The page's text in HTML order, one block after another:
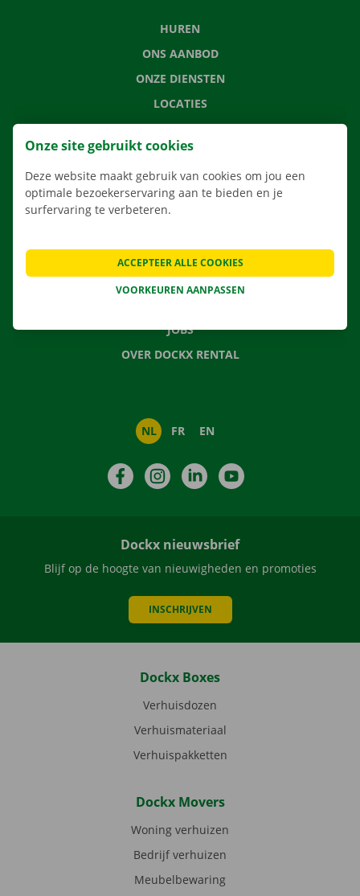
HUREN
ONS AANBOD
ONZE DIENSTEN
LOCATIES
APP
VERHUISOPLOSSINGEN
VEELGESTELDE VRAGEN
NIEUWS
JOBS
OVER DOCKX RENTAL
NL FR EN
FacebookInstagramLinkedIn
Dockx nieuwsbrief
Blijf op de hoogte van nieuwigheden en promoties
INSCHRIJVEN
Dockx Boxes
Verhuisdozen
Verhuismateriaal
Verhuispakketten
Dockx Movers
Woning verhuizen
Bedrijf verhuizen
Meubelbewaring
Onze site gebruikt cookies
Deze website maakt gebruik van cookies om jou een
optimale bezoekerservaring aan te bieden en je
surfervaring te verbeteren.
VOORKEUREN AANPASSEN
ACCEPTEER ALLE COOKIES